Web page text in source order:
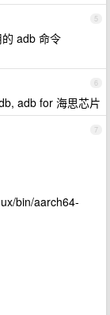
5
adb 命令
6
adb for 海思芯片
7
bin/aarch64-